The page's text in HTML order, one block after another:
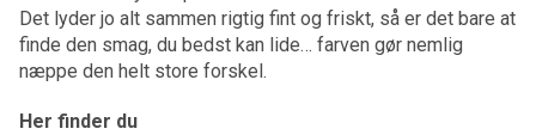
Det lyder jo alt sammen rigtig fint og friskt, så er det bare at
finde den smag, du bedst kan lide… farven gør nemlig
næppe den helt store forskel.
Her finder du